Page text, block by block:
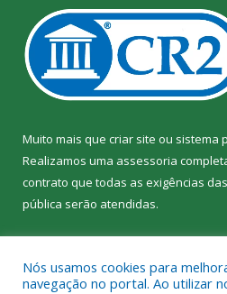
Muito mais que criar site ou sistema
Realizamos uma assessoria
contrato que todas as exigências das
pública serão atendidas.
Nós usamos cookies para
navegação no portal. Ao utilizar